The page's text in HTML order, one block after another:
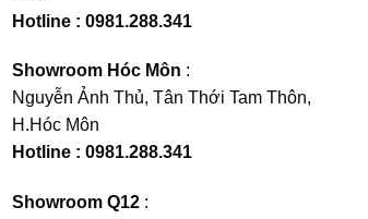
Hotline : 0981.288.341
Showroom Hóc Môn :
Nguyễn Ảnh Thủ, Tân Thới Tam Thôn,
H.Hóc Môn
Hotline : 0981.288.341
Showroom Q12 :